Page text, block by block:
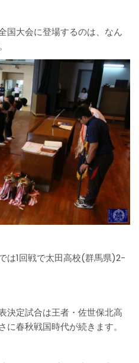
国大会に登場するのは、なん
は1回戦で太田高校(群馬県)2-
決定試合は王者・佐世保北高
春秋戦国時代が続きます。